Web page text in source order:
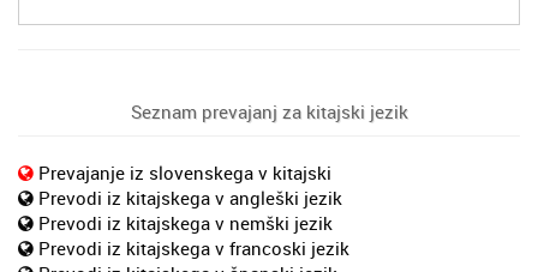
Seznam prevajanj za kitajski jezik
Prevajanje iz slovenskega v kitajski
Prevodi iz kitajskega v angleški jezik
Prevodi iz kitajskega v nemški jezik
Prevodi iz kitajskega v francoski jezik